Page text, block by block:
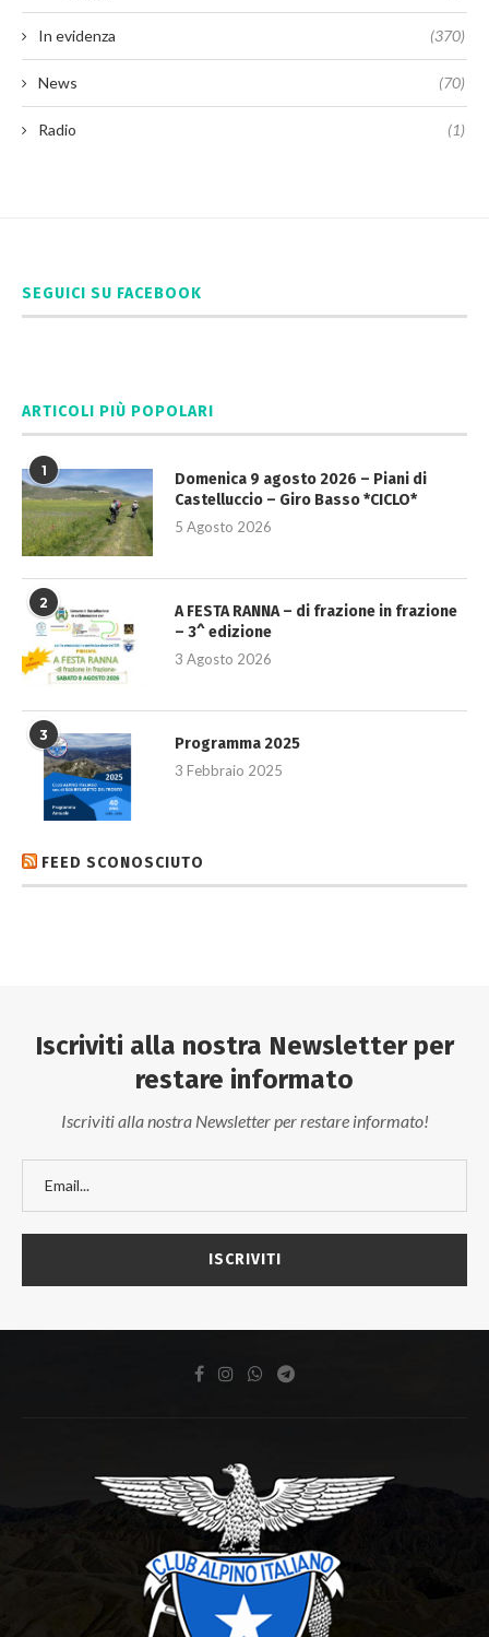
In evidenza (370)
News (70)
Radio (1)
SEGUICI SU FACEBOOK
ARTICOLI PIÙ POPOLARI
1
Domenica 9 agosto 2026 – Piani di
Castelluccio – Giro Basso *CICLO*
5 Agosto 2026
2
A FESTA RANNA – di frazione in frazione
– 3^ edizione
3 Agosto 2026
3
Programma 2025
3 Febbraio 2025
FEED SCONOSCIUTO
Iscriviti alla nostra Newsletter per
restare informato
Iscriviti alla nostra Newsletter per restare informato!